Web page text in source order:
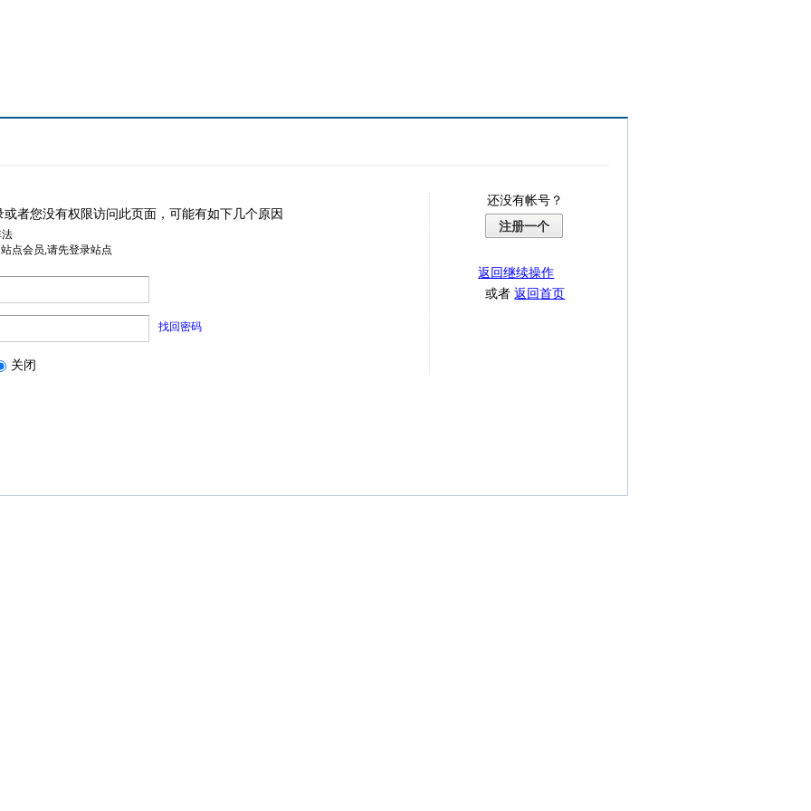
或者您没有权限访问此页面，可能有如下几个原因
点会员,请先登录站点
找回密码
关闭
还没有帐号？
注册一个
返回继续操作
或者返回首页